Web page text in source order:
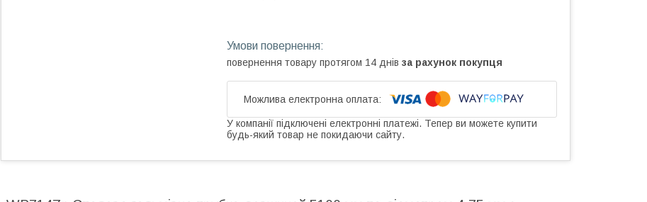
повернення товару протягом 14 днів за рахунок покупця
У компанії підключені електронні платежі. Тепер ви можете купити
будь-який товар не покидаючи сайту.